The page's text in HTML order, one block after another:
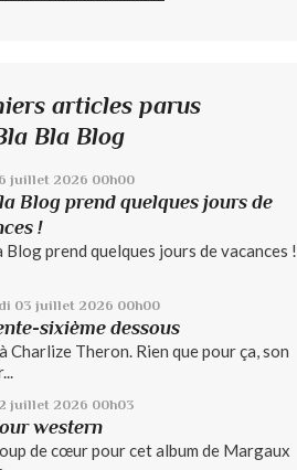
articles parus
Bla Blog
juillet 2026 00h00
Blog prend quelques jours de
!
Blog prend quelques jours de vacances !
03 juillet 2026 00h00
sixième dessous
Charlize Theron. Rien que pour ça, son
juillet 2026 00h03
western
de cœur pour cet album de Margaux